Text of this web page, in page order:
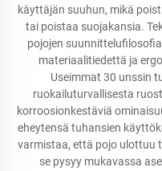
käyttäjän suuhun, mikä
tai poistaa suojakansia.
pojojen
materiaalitiedettä ja
Useimmat 30 unssin
ruokailuturvallisesta
korroosionkestäviä
eheytensä tuhansien
varmistaa, että pojo ulottuu
se pysyy mukavassa